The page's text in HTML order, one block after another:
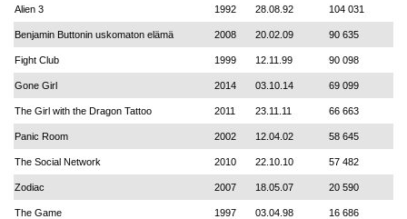
Alien 3 1992 28.08.92 104 031
Benjamin Buttonin uskomaton elämä 2008 20.02.09 90 635
Fight Club 1999 12.11.99 90 098
Gone Girl 2014 03.10.14 69 099
The Girl with the Dragon Tattoo 2011 23.11.11 66 663
Panic Room 2002 12.04.02 58 645
The Social Network 2010 22.10.10 57 482
Zodiac 2007 18.05.07 20 590
The Game 1997 03.04.98 16 686